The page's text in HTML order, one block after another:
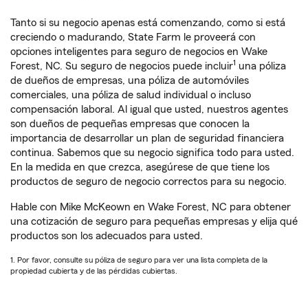
Tanto si su negocio apenas está comenzando, como si está
creciendo o madurando, State Farm le proveerá con
opciones inteligentes para seguro de negocios en Wake
Forest, NC. Su seguro de negocios puede incluir1 una póliza
de dueños de empresas, una póliza de automóviles
comerciales, una póliza de salud individual o incluso
compensación laboral. Al igual que usted, nuestros agentes
son dueños de pequeñas empresas que conocen la
importancia de desarrollar un plan de seguridad financiera
continua. Sabemos que su negocio significa todo para usted.
En la medida en que crezca, asegúrese de que tiene los
productos de seguro de negocio correctos para su negocio.
Hable con Mike McKeown en Wake Forest, NC para obtener
una cotización de seguro para pequeñas empresas y elija qué
productos son los adecuados para usted.
1. Por favor, consulte su póliza de seguro para ver una lista completa de la
propiedad cubierta y de las pérdidas cubiertas.